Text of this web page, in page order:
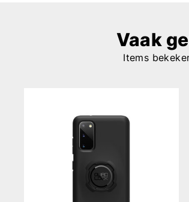
Vaak
Items